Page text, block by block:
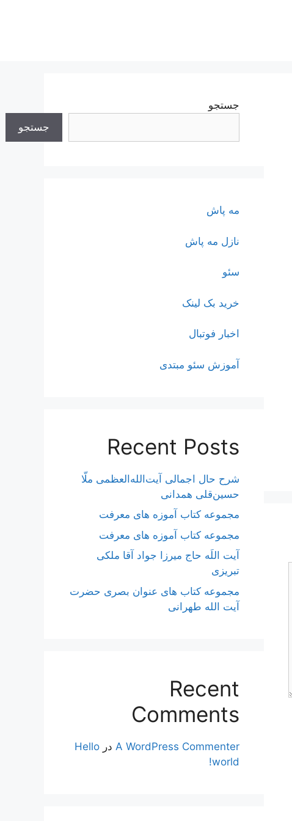
جستجو
جستجو
مه پاش
نازل مه پاش
سئو
خرید بک لینک
اخبار فوتبال
آموزش سئو مبتدی
Recent Posts
شرح حال اجمالی آیت‌الله‌العظمی ملّا
حسین‌قلی همدانی
مجموعه کتاب آموزه های معرفت
مجموعه کتاب آموزه های معرفت
آیت اللَه حاج میرزا جواد آقا ملکی
تبریزی
مجموعه کتاب های عنوان بصری حضرت
آیت الله طهرانی
Recent
Comments
A WordPress Commenter در Hello
world!